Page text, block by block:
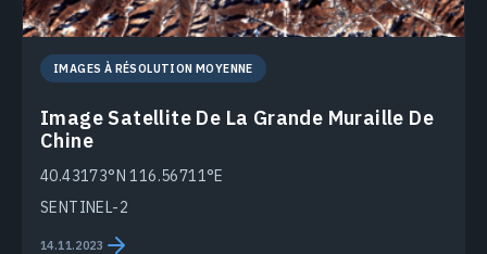
IMAGES À RÉSOLUTION MOYENNE
Image Satellite De La Grande Muraille De
Chine
40.43173°N 116.56711°E
SENTINEL-2
14.11.2023